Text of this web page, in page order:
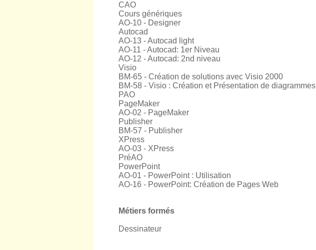
CAO
Cours génériques
AO-10 - Designer
Autocad
AO-13 - Autocad light
AO-11 - Autocad: 1er Niveau
AO-12 - Autocad: 2nd niveau
Visio
BM-65 - Création de solutions avec Visio 2000
BM-58 - Visio : Création et Présentation de diagrammes
PAO
PageMaker
AO-02 - PageMaker
Publisher
BM-57 - Publisher
XPress
AO-03 - XPress
PréAO
PowerPoint
AO-01 - PowerPoint : Utilisation
AO-16 - PowerPoint: Création de Pages Web
Métiers formés
Dessinateur